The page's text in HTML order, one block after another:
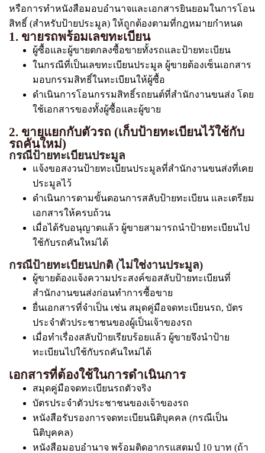
หรือการทำหนังสือมอบอำนาจและเอกสารยินยอมในการโอน
สิทธิ์ (สำหรับป้ายประมูล) ให้ถูกต้องตามที่กฎหมายกำหนด
1. ขายรถพร้อมเลขทะเบียน
ผู้ซื้อและผู้ขายตกลงซื้อขายทั้งรถและป้ายทะเบียน
ในกรณีที่เป็นเลขทะเบียนประมูล ผู้ขายต้องเซ็นเอกสาร
มอบกรรมสิทธิ์ในทะเบียนให้ผู้ซื้อ
ดำเนินการโอนกรรมสิทธิ์รถยนต์ที่สำนักงานขนส่ง โดย
ใช้เอกสารของทั้งผู้ซื้อและผู้ขาย
2. ขายแยกกับตัวรถ (เก็บป้ายทะเบียนไว้ใช้กับ
รถคันใหม่)
กรณีป้ายทะเบียนประมูล
แจ้งขอสงวนป้ายทะเบียนประมูลที่สำนักงานขนส่งที่เคย
ประมูลไว้
ดำเนินการตามขั้นตอนการสลับป้ายทะเบียน และเตรียม
เอกสารให้ครบถ้วน
เมื่อได้รับอนุญาตแล้ว ผู้ขายสามารถนำป้ายทะเบียนไป
ใช้กับรถคันใหม่ได้
กรณีป้ายทะเบียนปกติ (ไม่ใช่งานประมูล)
ผู้ขายต้องแจ้งความประสงค์ขอสลับป้ายทะเบียนที่
สำนักงานขนส่งก่อนทำการซื้อขาย
ยื่นเอกสารที่จำเป็น เช่น สมุดคู่มือจดทะเบียนรถ, บัตร
ประจำตัวประชาชนของผู้เป็นเจ้าของรถ
เมื่อทำเรื่องสลับป้ายเรียบร้อยแล้ว ผู้ขายจึงนำป้าย
ทะเบียนไปใช้กับรถคันใหม่ได้
เอกสารที่ต้องใช้ในการดำเนินการ
สมุดคู่มือจดทะเบียนรถตัวจริง
บัตรประจำตัวประชาชนของเจ้าของรถ
หนังสือรับรองการจดทะเบียนนิติบุคคล (กรณีเป็น
นิติบุคคล)
หนังสือมอบอำนาจ พร้อมติดอากรแสตมป์ 10 บาท (ถ้า